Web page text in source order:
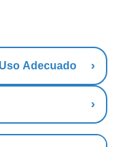
Uso Adecuado